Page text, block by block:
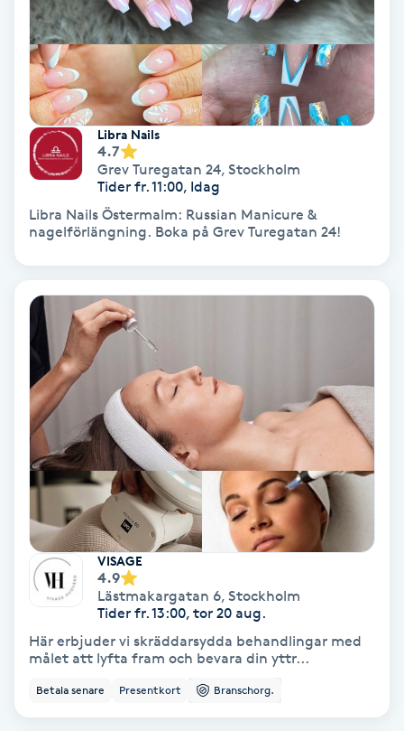
Nagelförlängning akryl
Nagelförlängning gelé
Nagelförlängning glasfiber
Nagelförlängning silke
Nagelförstärkning
Nagelklippning
Nagelsvamp
Nageltrång
Nagelvård
Naglar borttagning
Naglar reparation
Naprapati
Navelpiercing
NBE-massage
Libra Nails
4.7
Grev Turegatan 24, Stockholm
Tider fr. 11:00, Idag
Libra Nails Östermalm: Russian Manicure &
nagelförlängning. Boka på Grev Turegatan 24!
VISAGE
4.9
Lästmakargatan 6, Stockholm
Tider fr. 13:00, tor 20 aug.
Här erbjuder vi skräddarsydda behandlingar med
målet att lyfta fram och bevara din yttr...
Betala senare Presentkort Branschorg.